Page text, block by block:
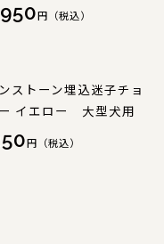
円（税込）
ストーン埋込迷子チョ
イエロー 大型犬用
円（税込）